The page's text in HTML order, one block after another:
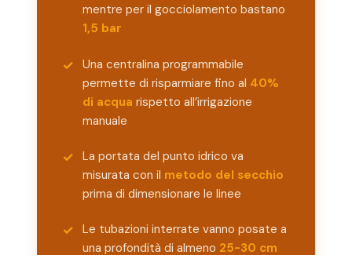
mentre per il gocciolamento bastano
1,5 bar
Una centralina programmabile
permette di risparmiare fino al 40%
di acqua rispetto all’irrigazione
manuale
La portata del punto idrico va
misurata con il metodo del secchio
prima di dimensionare le linee
Le tubazioni interrate vanno posate a
una profondità di almeno 25-30 cm